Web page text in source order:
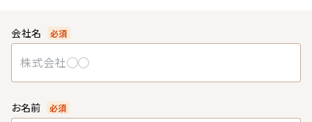
会社名 必須
お名前 必須